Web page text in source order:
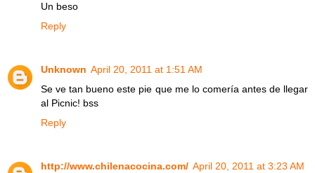
Un beso
Reply
Unknown April 20, 2011 at 1:51 AM
Se ve tan bueno este pie que me lo comería antes de llegar
al Picnic! bss
Reply
http://www.chilenacocina.com/ April 20, 2011 at 3:23 AM